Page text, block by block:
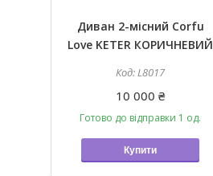
Диван 2-місний Corfu
Love KETER КОРИЧНЕВИЙ
L8017
10 000 ₴
Готово до відправки 1 од.
Купити